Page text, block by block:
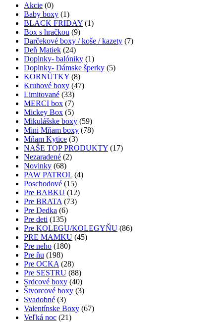
Akcie (0)
Baby boxy (1)
BLACK FRIDAY (1)
Box s hračkou (9)
Darčekové boxy / koše / kazety (7)
Deň Matiek (24)
Doplnky- balóniky (1)
Doplnky- Dámske šperky (5)
KORNŮTKY (8)
Kruhové boxy (47)
Limitované (33)
MERCI box (7)
Mickey Box (5)
Mikulášske boxy (59)
Mini Mňam boxy (78)
Mňam Kytice (3)
NAŠE TOP PRODUKTY (17)
Nezaradené (2)
Novinky (68)
PAW PATROL (4)
Poschodové (15)
Pre BABKU (12)
Pre BRATA (73)
Pre Dedka (6)
Pre deti (135)
Pre KOLEGU/KOLEGYŇU (86)
PRE MAMKU (45)
Pre neho (180)
Pre ňu (198)
Pre OCKA (28)
Pre SESTRU (88)
Srdcové boxy (40)
Štvorcové boxy (3)
Svadobné (3)
Valentínske Boxy (67)
Veľká noc (21)